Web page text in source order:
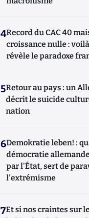
4Record du CAC 40
croissance nulle :
révèle le paradoxe
5Retour au pays : un
décrit le suicide
nation
6Demokratie leben! :
démocratie
par l'État, sert de
l'extrémisme
7Et si nos craintes sur